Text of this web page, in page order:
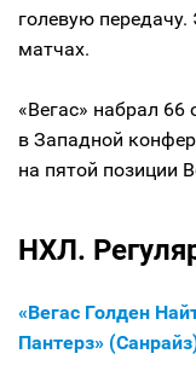
голевую
матчах.
«Вегас» набрал 66
в Западной
на пятой позиции
НХЛ.
«Вегас Голден
Пантерз»